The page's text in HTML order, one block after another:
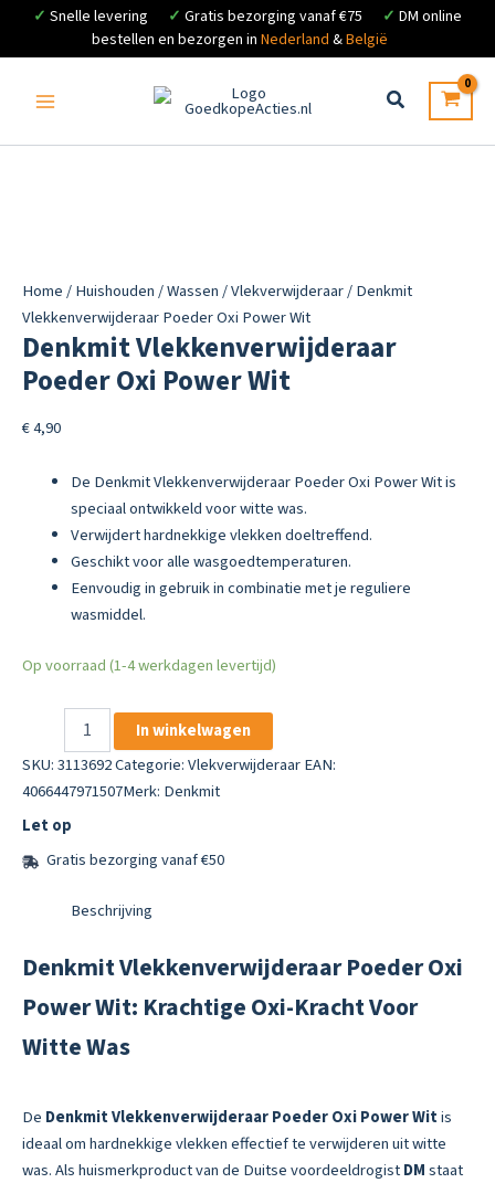
✓ Snelle levering ✓ Gratis bezorging vanaf €75 ✓ DM online
bestellen en bezorgen in Nederland &België
inhoud
Home/Huishouden/Wassen/Vlekverwijderaar/ Denkmit
Vlekkenverwijderaar Poeder Oxi Power Wit
Denkmit Vlekkenverwijderaar
Poeder Oxi Power Wit
€4,90
De Denkmit Vlekkenverwijderaar Poeder Oxi Power Wit is
speciaal ontwikkeld voor witte was.
Verwijdert hardnekkige vlekken doeltreffend.
Geschikt voor alle wasgoedtemperaturen.
Eenvoudig in gebruik in combinatie met je reguliere
wasmiddel.
Op voorraad (1-4 werkdagen levertijd)
Vlekkenverwijderaar
Poeder
Oxi
Wit
aantal
In winkelwagen
SKU:3113692Categorie:VlekverwijderaarEAN:
4066447971507Merk: Denkmit
Let op
Gratis bezorging vanaf €50
Beschrijving
Denkmit Vlekkenverwijderaar Poeder Oxi
Power Wit: Krachtige Oxi-Kracht Voor
Witte Was
De Denkmit Vlekkenverwijderaar Poeder Oxi Power Witis
ideaal om hardnekkige vlekken effectief te verwijderen uit witte
was. Als huismerkproduct van de Duitse voordeeldrogistDMstaat